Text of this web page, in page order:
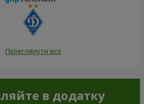
Переглянути все
в додатку